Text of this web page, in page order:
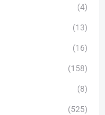
(4)
(13)
(16)
(158)
(8)
(525)